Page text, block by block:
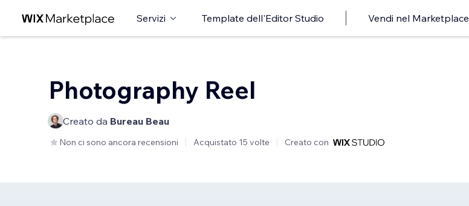
Servizi Template dell'Editor Studio Vendi nel Marketplace
Photography Reel
Creato da Bureau Beau
Non ci sono ancora recensioni Acquistato 15 volte Creato con